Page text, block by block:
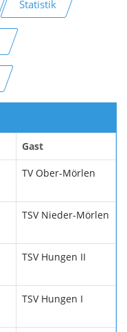
Statistik
Gast
TV Ober-Mörlen
TSV Nieder-Mörlen
TSV Hungen II
TSV Hungen I